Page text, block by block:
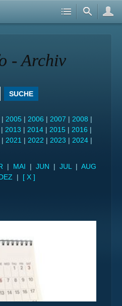
- Archiv
SUCHE
| 2005 | 2006 | 2007 | 2008 |
| 2013 | 2014 | 2015 | 2016 |
| 2021 | 2022 | 2023 | 2024 |
| MAI | JUN | JUL | AUG
| [ X ]